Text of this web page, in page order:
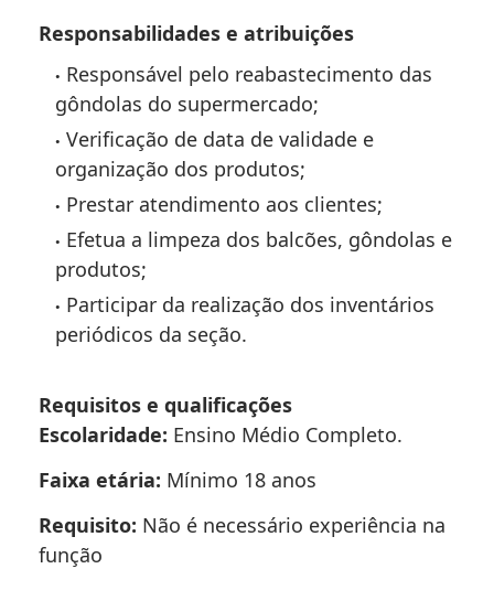
Responsabilidades e atribuições
Responsável pelo reabastecimento das
gôndolas do supermercado;
Verificação de data de validade e
organização dos produtos;
Prestar atendimento aos clientes;
Efetua a limpeza dos balcões, gôndolas e
produtos;
Participar da realização dos inventários
periódicos da seção.
Requisitos e qualificações
Escolaridade: Ensino Médio Completo.
Faixa etária: Mínimo 18 anos
Requisito: Não é necessário experiência na
função